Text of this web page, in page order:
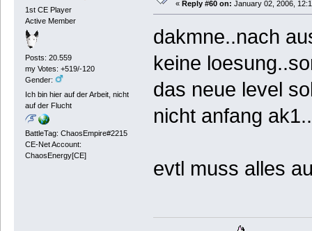
1st CE Player
Active Member
Posts: 20.559
my Votes: +519/-120
Gender:
Ich bin hier auf der Arbeit, nicht
auf der Flucht
BattleTag: ChaosEmpire#2215
CE-Net Account:
ChaosEnergy[CE]
« Reply #60 on: January 02, 2006,
dakmne..nach
keine
das neue level
nicht anfang
evtl muss alles